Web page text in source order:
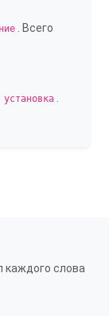
. Всего
установка
слова